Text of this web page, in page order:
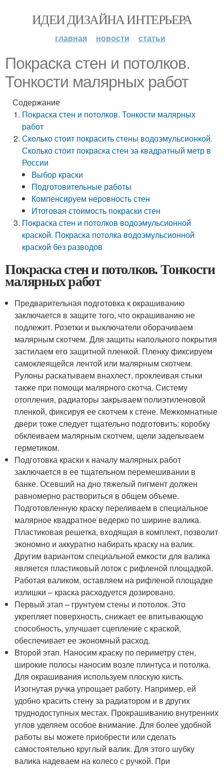
ИДЕИ ДИЗАЙНА ИНТЕРЬЕРА
главная новости статьи
Покраска стен и потолков.
Тонкости малярных работ
Содержание
Покраска стен и потолков. Тонкости малярных
работ
Сколько стоит покрасить стены водоэмульсионкой.
Сколько стоит покраска стен за квадратный метр в
России
Выбор краски
Подготовительные работы
Компенсируем неровность стен
Итоговая стоимость покраски стен
Покраска стен и потолков водоэмульсионной
краской. Покраска потолка водоэмульсионной
краской без разводов
Покраска стен и потолков. Тонкости
малярных работ
Предварительная подготовка к окрашиванию
заключается в защите того, что окрашиванию не
подлежит. Розетки и выключатели оборачиваем
малярным скотчем. Для защиты напольного покрытия
застилаем его защитной пленкой. Пленку фиксируем
самоклеящейся лентой или малярным скотчем.
Рулоны раскатываем внахлест, проклеивая стыки
также при помощи малярного скотча. Систему
отопления, радиаторы закрываем полиэтиленовой
пленкой, фиксируя ее скотчем к стене. Межкомнатные
двери тоже следует тщательно подготовить: коробку
обклеиваем малярным скотчем, щели заделываем
герметиком.
Подготовка краски к началу малярных работ
заключается в ее тщательном перемешивании в
банке. Осевший на дно тяжелый пигмент должен
равномерно раствориться в общем объеме.
Подготовленную краску переливаем в специальное
малярное квадратное ведерко по ширине валика.
Пластиковая решетка, входящая в комплект, позволит
экономно и аккуратно набирать краску на валик.
Другим вариантом специальной емкости для валика
является пластиковый лоток с рифленой площадкой.
Работая валиком, оставляем на рифленой площадке
излишки – краска расходуется дозировано.
Первый этап – грунтуем стены и потолок. Это
укрепляет поверхность, снижает ее впитывающую
способность, улучшает сцепление с краской,
обеспечивает ее экономный расход.
Второй этап. Наносим краску по периметру стен,
широкие полосы наносим возле плинтуса и потолка.
Для окрашивания используем плоскую кисть.
Изогнутая ручка упрощает работу. Например, ей
удобно красить стену за радиатором и в других
труднодоступных местах. Прокрашиванию внутренних
углов уделяем особое внимание. Для более удобной
работы вы можете приобрести или сделать
самостоятельно круглый валик. Для этого шубку
валика надеваем на колесо с ручкой. При